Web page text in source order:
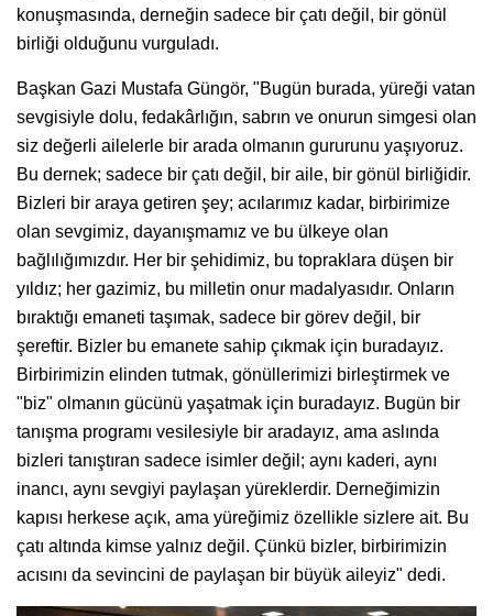
konuşmasında, derneğin sadece bir çatı değil, bir gönül
birliği olduğunu vurguladı.
Başkan Gazi Mustafa Güngör, "Bugün burada, yüreği vatan
sevgisiyle dolu, fedakârlığın, sabrın ve onurun simgesi olan
siz değerli ailelerle bir arada olmanın gururunu yaşıyoruz.
Bu dernek; sadece bir çatı değil, bir aile, bir gönül birliğidir.
Bizleri bir araya getiren şey; acılarımız kadar, birbirimize
olan sevgimiz, dayanışmamız ve bu ülkeye olan
bağlılığımızdır. Her bir şehidimiz, bu topraklara düşen bir
yıldız; her gazimiz, bu milletin onur madalyasıdır. Onların
bıraktığı emaneti taşımak, sadece bir görev değil, bir
şereftir. Bizler bu emanete sahip çıkmak için buradayız.
Birbirimizin elinden tutmak, gönüllerimizi birleştirmek ve
"biz" olmanın gücünü yaşatmak için buradayız. Bugün bir
tanışma programı vesilesiyle bir aradayız, ama aslında
bizleri tanıştıran sadece isimler değil; aynı kaderi, aynı
inancı, aynı sevgiyi paylaşan yüreklerdir. Derneğimizin
kapısı herkese açık, ama yüreğimiz özellikle sizlere ait. Bu
çatı altında kimse yalnız değil. Çünkü bizler, birbirimizin
acısını da sevincini de paylaşan bir büyük aileyiz" dedi.